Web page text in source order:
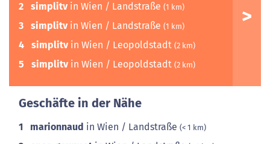
2 simplitvin Wien / Landstraße (1 km)
3 simplitvin Wien / Landstraße (1 km)
4 simplitvin Wien / Leopoldstadt (2 km)
5 simplitvin Wien / Leopoldstadt (2 km)
Geschäfte in der Nähe
1 marionnaud in Wien / Landstraße (< 1 km)